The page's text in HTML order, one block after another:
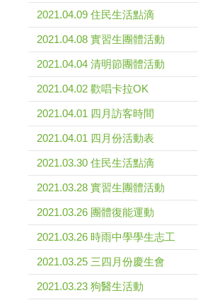
2021.04.09 住民生活點滴
2021.04.08 實習生團體活動
2021.04.04 清明節團體活動
2021.04.02 歡唱卡拉OK
2021.04.01 四月訪客時間
2021.04.01 四月份活動表
2021.03.30 住民生活點滴
2021.03.28 實習生團體活動
2021.03.26 團體復能運動
2021.03.26 時雨中學學生志工
2021.03.25 三四月份慶生會
2021.03.23 狗醫生活動